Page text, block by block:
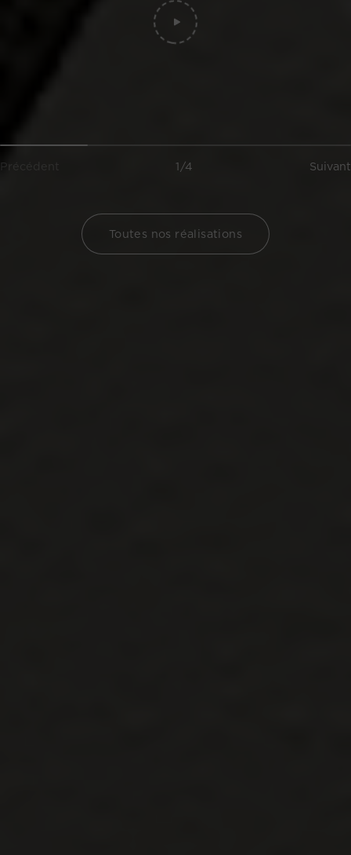
Précédent 1/4 Suivant
Toutes nos réalisations